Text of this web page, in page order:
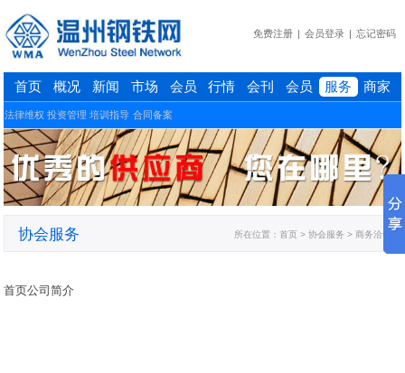
免费注册 会员登录 忘记密码
首页 概况 新闻 市场 会员 行情 会刊 会员 服务 商家
法律维权 投资管理 培训指导 合同备案
所在位置： 首页> 协会服务 > 商务洽谈
协会服务
首页公司简介